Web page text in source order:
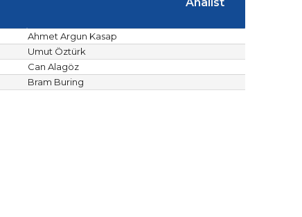
Ahmet Argun Kasap
Umut Öztürk
Can Alagöz
Bram Buring